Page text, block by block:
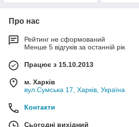
Про нас
Рейтинг не сформований
Менше 5 відгуків за останній рік
Працює з 15.10.2013
м. Харків
вул.Сумська 17, Харків, Україна
Контакти
Сьогодні вихідний